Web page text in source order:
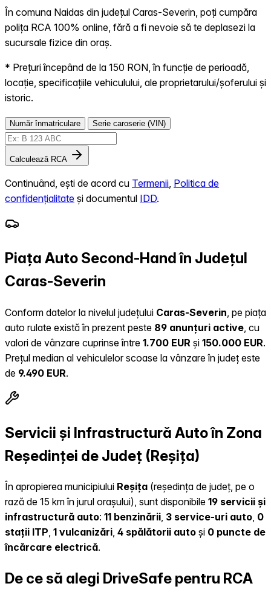
În comuna Naidas din județul Caras-Severin, poți cumpăra
polița RCA 100% online, fără a fi nevoie să te deplasezi la
sucursale fizice din oraș.
* Prețuri începând de la 150 RON, în funcție de perioadă,
locație, specificațiile vehiculului, ale proprietarului/șoferului și
istoric.
Număr înmatriculare Serie caroserie (VIN)
Calculează RCA
Continuând, ești de acord cu Termenii Politica de
confidențialitate și documentul IDD.
Piața Auto Second-Hand în Județul
Caras-Severin
Conform datelor la nivelul județului Caras-Severin , pe piața
auto rulate există în prezent peste 89 anunțuri active , cu
valori de vânzare cuprinse între 1.700 EUR și 150.000 EUR.
Prețul median al vehiculelor scoase la vânzare în județ este
de 9.490 EUR.
Servicii și Infrastructură Auto în Zona
Reședinței de Județ (Reșița)
În apropierea municipiului Reșița (reședința de județ, pe o
rază de 15 km în jurul orașului), sunt disponibile 19 servicii și
infrastructură auto: 11 benzinării, 3 service-uri auto, 0
stații ITP, 1 vulcanizări, 4 spălătorii auto și 0 puncte de
încărcare electrică.
De ce să alegi DriveSafe pentru RCA